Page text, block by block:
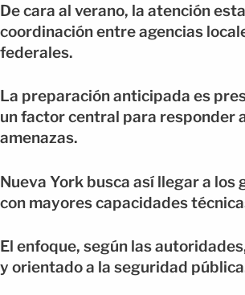
De cara al verano, la atención
coordinación entre agencias
federales.
La preparación anticipada es
un factor central para responder
amenazas.
Nueva York busca así llegar a los
con mayores capacidades
El enfoque, según las
y orientado a la seguridad